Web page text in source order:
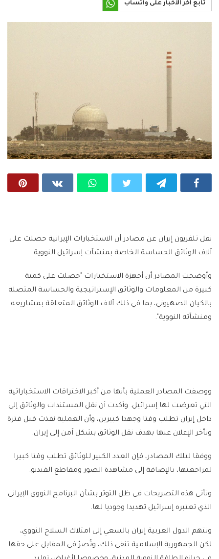
تابع آخر الأخبار على واتساب
نقل تلفزيون إيران عن مصادر أن الاستخبارات الإيرانية حصلت على
آلاف الوثائق الحساسة الخاصة بمنشآت إسرائيل النووية.
وأوضحت المصادر أن أجهزة الاستخبارات "حصلت على كمية
كبيرة من المعلومات والوثائق الإستراتيجية والحساسة المتصلة
بالكيان الصهيوني، بما في ذلك آلاف الوثائق المتعلقة بمشاريعه
ومنشآته النووية".
ووصفت المصادر العملية بأنها من أكبر الاختراقات الاستخباراتية
التي تعرضت لها إسرائيل. وأكدت أن نقل المستندات والوثائق إلى
داخل إيران تطلب وقتا وجهدا كبيرين، وأن العملية نفذت قبل فترة
وتأخر الإعلان عنها بهدف نقل الوثائق بشكل آمن إلى إيران.
ووفقا لتلك المصادر، فإن العدد الكبير للوثائق تطلب وقتا كبيرا
لمراجعتها، بالإضافة إلى مشاهدة الصور ومقاطع الفيديو.
وتأتي هذه التصريحات في ظل التوتر بشأن البرنامج النووي الإيراني
الذي تعتبره إسرائيل تهديدا وجوديا لها.
وتتهم الدول الغربية إيران بالسعي إلى امتلاك السلاح النووي،
لكن الجمهورية الإسلامية تنفي ذلك، وتُصرّ في المقابل على حقها